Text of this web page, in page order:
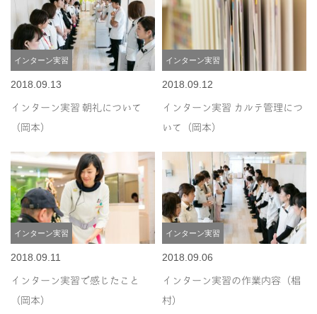
インターン実習
2018.09.13
インターン実習 朝礼について
（岡本）
インターン実習
2018.09.12
インターン実習 カルテ管理につ
いて（岡本）
インターン実習
2018.09.11
インターン実習で感じたこと
（岡本）
インターン実習
2018.09.06
インターン実習の作業内容（椙
村）